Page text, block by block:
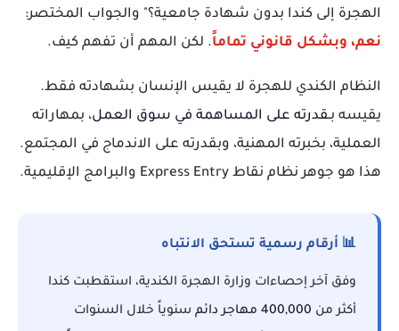
الهجرة إلى كندا بدون شهادة جامعية؟" والجواب المختصر:
نعم، وبشكل قانوني تماماً. لكن المهم أن تفهم كيف.
النظام الكندي للهجرة لا يقيس الإنسان بشهادته فقط.
يقيسه بـقدرته على المساهمة في سوق العمل، بمهاراته
العملية، بخبرته المهنية، وبقدرته على الاندماج في المجتمع.
هذا هو جوهر نظام نقاط Express Entry والبرامج الإقليمية.
📊 أرقام رسمية تستحق الانتباه
وفق آخر إحصاءات وزارة الهجرة الكندية، استقطبت كندا
أكثر من 400,000 مهاجر دائم
سنوياً خلال السنوات